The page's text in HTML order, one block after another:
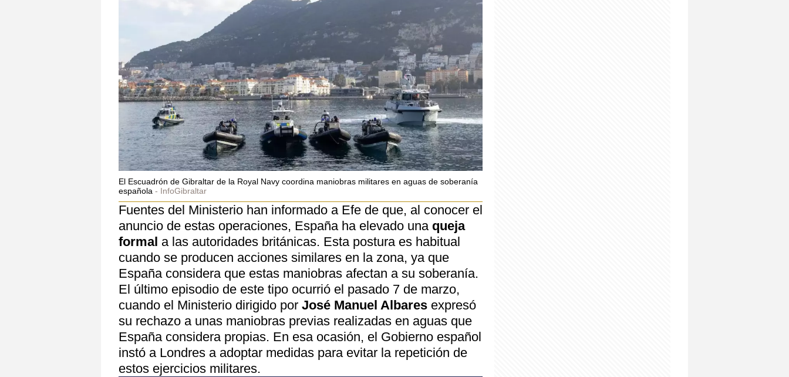
El Escuadrón de Gibraltar de la Royal Navy coordina maniobras militares en aguas de soberanía
española
InfoGibraltar
Fuentes del Ministerio han informado a Efe de que, al conocer el
anuncio de estas operaciones, España ha elevado una queja
formal a las autoridades británicas. Esta postura es habitual
cuando se producen acciones similares en la zona, ya que
España considera que estas maniobras afectan a su soberanía.
El último episodio de este tipo ocurrió el pasado 7 de marzo,
cuando el Ministerio dirigido por José Manuel Albares expresó
su rechazo a unas maniobras previas realizadas en aguas que
España considera propias. En esa ocasión, el Gobierno español
instó a Londres a adoptar medidas para evitar la repetición de
estos ejercicios militares.